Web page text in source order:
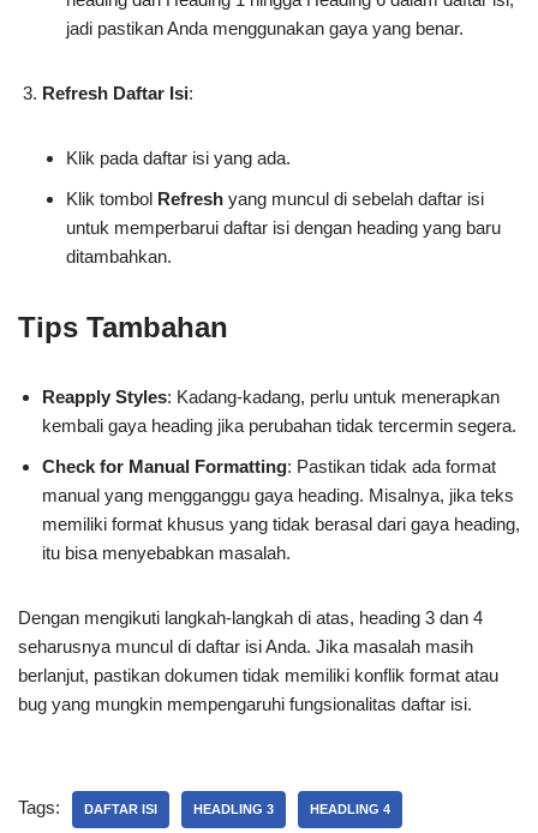
jadi pastikan Anda menggunakan gaya yang benar.
Refresh Daftar Isi:
Klik pada daftar isi yang ada.
Klik tombol Refresh yang muncul di sebelah daftar isi
untuk memperbarui daftar isi dengan heading yang baru
ditambahkan.
Tips Tambahan
Reapply Styles: Kadang-kadang, perlu untuk menerapkan
kembali gaya heading jika perubahan tidak tercermin segera.
Check for Manual Formatting: Pastikan tidak ada format
manual yang mengganggu gaya heading. Misalnya, jika teks
memiliki format khusus yang tidak berasal dari gaya heading,
itu bisa menyebabkan masalah.
Dengan mengikuti langkah-langkah di atas, heading 3 dan 4
seharusnya muncul di daftar isi Anda. Jika masalah masih
berlanjut, pastikan dokumen tidak memiliki konflik format atau
bug yang mungkin mempengaruhi fungsionalitas daftar isi.
Tags: DAFTAR ISI HEADLING 3 HEADLING 4